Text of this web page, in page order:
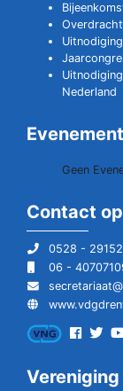
Nederland
Geen
Contact
0528 -
06 -